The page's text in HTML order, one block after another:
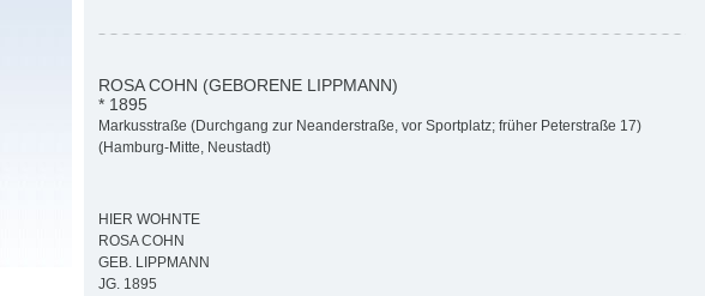
ROSA COHN (GEBORENE LIPPMANN)
* 1895
Markusstraße (Durchgang zur Neanderstraße, vor Sportplatz; früher Peterstraße 17)
(Hamburg-Mitte, Neustadt)
HIER WOHNTE
ROSA COHN
GEB. LIPPMANN
JG. 1895